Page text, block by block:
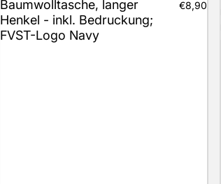
Baumwolltasche, langer
Henkel - inkl. Bedruckung;
FVST-Logo Navy
€8,90